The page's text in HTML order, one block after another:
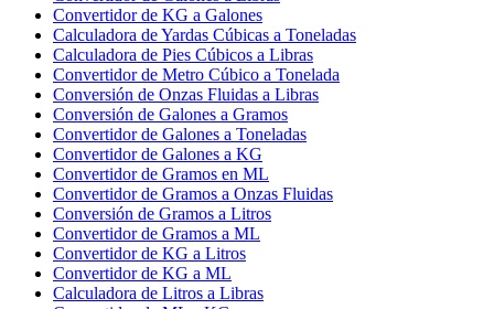
Convertidor de KG a Galones
Calculadora de Yardas Cúbicas a Toneladas
Calculadora de Pies Cúbicos a Libras
Convertidor de Metro Cúbico a Tonelada
Conversión de Onzas Fluidas a Libras
Conversión de Galones a Gramos
Convertidor de Galones a Toneladas
Convertidor de Galones a KG
Convertidor de Gramos en ML
Convertidor de Gramos a Onzas Fluidas
Conversión de Gramos a Litros
Convertidor de Gramos a ML
Convertidor de KG a Litros
Convertidor de KG a ML
Calculadora de Litros a Libras